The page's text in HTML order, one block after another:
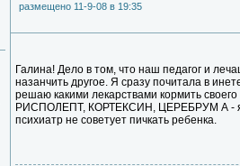
размещено 11-9-08 в 19:35
Галина! Дело в том, что наш педагог и
назанчить другое. Я сразу почитала в
решаю какими лекарствами кормить
РИСПОЛЕПТ, КОРТЕКСИН, ЦЕРЕБРУМ А - я
психиатр не советует пичкать ребенка.